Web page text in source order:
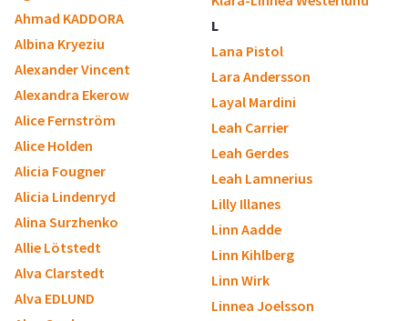
Ahmad KADDORA
Albina Kryeziu
Alexander Vincent
Alexandra Ekerow
Alice Fernström
Alice Holden
Alicia Fougner
Alicia Lindenryd
Alina Surzhenko
Allie Lötstedt
Alva Clarstedt
Alva EDLUND
L
Lana Pistol
Lara Andersson
Layal Mardini
Leah Carrier
Leah Gerdes
Leah Lamnerius
Lilly Illanes
Linn Aadde
Linn Kihlberg
Linn Wirk
Linnea Joelsson